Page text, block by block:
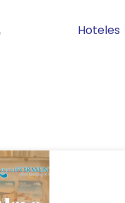
Hoteles